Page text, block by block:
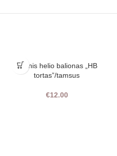
Folinis helio balionas „HB
tortas”/tamsus
€12.00